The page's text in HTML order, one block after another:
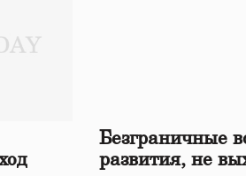
Безграничные
развития, не